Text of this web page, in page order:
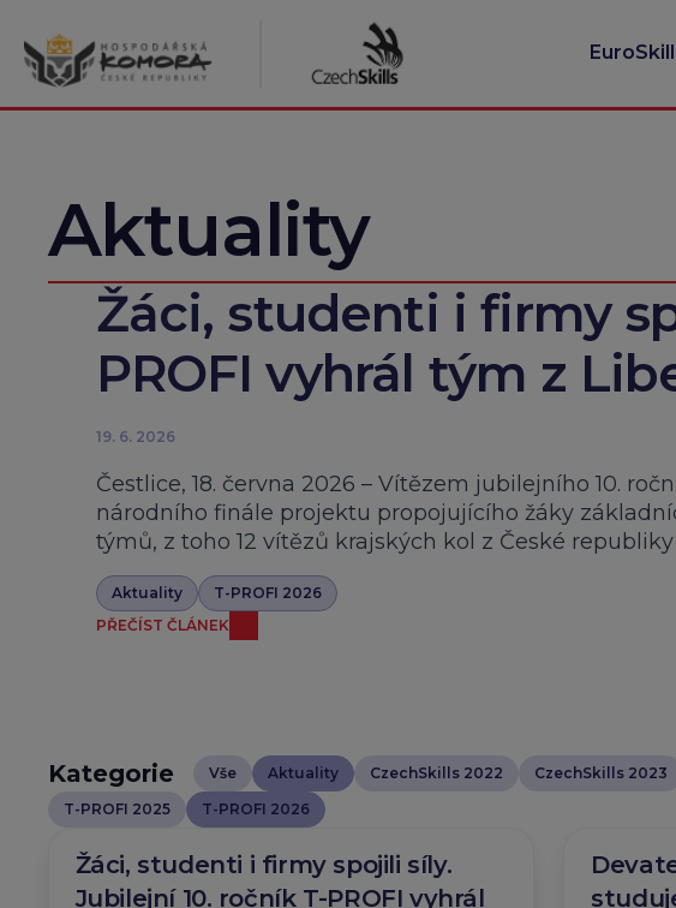
obsah
Aktuality
Žáci, studenti i firmy
PROFI vyhrál tým z
19. 6. 2026
Čestlice, 18. června 2026 – Vítězem jubilejního 10.
národního finále projektu propojujícího žáky
týmů, z toho 12 vítězů krajských kol z České
Aktuality
T-PROFI 2026
PŘEČÍST ČLÁNEK
Kategorie Vše Aktuality CzechSkills 2022 CzechSkills 2023
T-PROFI 2025
T-PROFI 2026
Žáci, studenti i firmy spojili síly.
Jubilejní 10. ročník T-PROFI vyhrál